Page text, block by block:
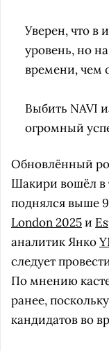
Уверен, что в
уровень, но
времени, чем
Выбить NAVI
огромный
Обновлённый
Шакири вошёл в
поднялся выше
London 2025и
аналитик Янко
следует
По мнению
ранее,
кандидатов во